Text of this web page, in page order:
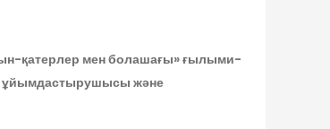
қатерлер мен болашағы» ғылыми-
ұйымдастырушысы және